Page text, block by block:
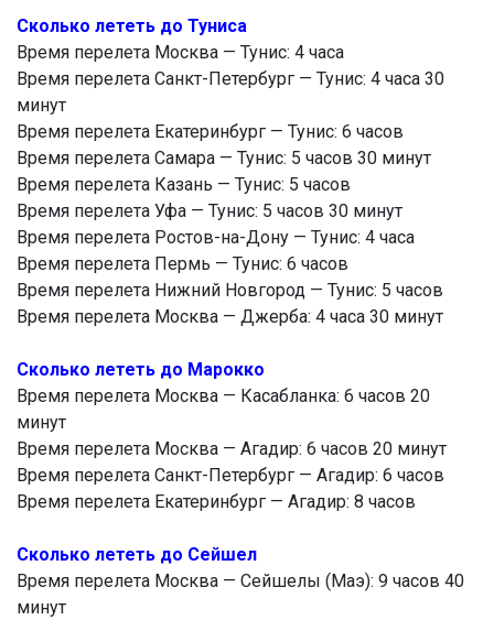
Сколько лететь до Туниса
Время перелета Москва — Тунис: 4 часа
Время перелета Санкт-Петербург — Тунис: 4 часа 30
минут
Время перелета Екатеринбург — Тунис: 6 часов
Время перелета Самара — Тунис: 5 часов 30 минут
Время перелета Казань — Тунис: 5 часов
Время перелета Уфа — Тунис: 5 часов 30 минут
Время перелета Ростов-на-Дону — Тунис: 4 часа
Время перелета Пермь — Тунис: 6 часов
Время перелета Нижний Новгород — Тунис: 5 часов
Время перелета Москва — Джерба: 4 часа 30 минут
Сколько лететь до Марокко
Время перелета Москва — Касабланка: 6 часов 20
минут
Время перелета Москва — Агадир: 6 часов 20 минут
Время перелета Санкт-Петербург — Агадир: 6 часов
Время перелета Екатеринбург — Агадир: 8 часов
Сколько лететь до Сейшел
Время перелета Москва — Сейшелы (Маэ): 9 часов 40
минут